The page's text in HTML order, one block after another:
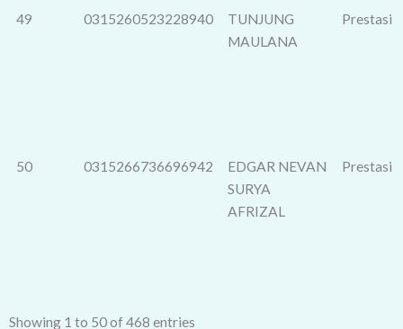
49 0315260523228940
TUNJUNG
MAULANA
Prestasi
50 0315266736696942
EDGAR NEVAN
SURYA
AFRIZAL
Prestasi
Showing 1 to 50 of 468 entries